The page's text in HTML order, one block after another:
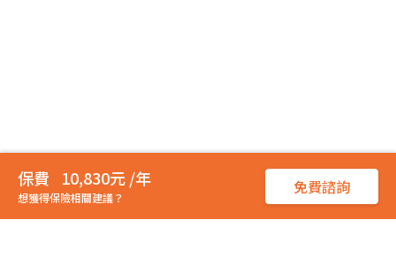
10,830元 /年
想獲得保險相關建議？
免費諮詢